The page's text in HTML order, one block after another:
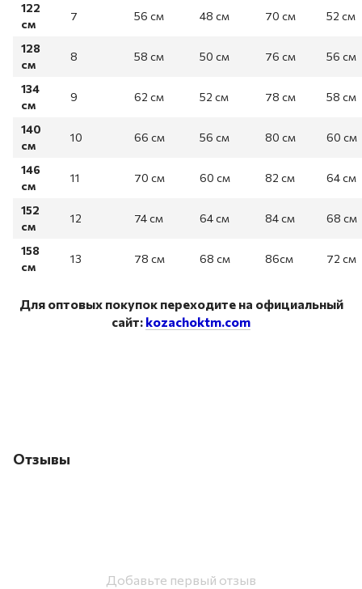
122
см
7 56 см 48 см 70 см 52 см
128
см
8 58 см 50 см 76 см 56 см
134
см
9 62 см 52 см 78 см 58 см
140
см
10 66 см 56 см 80 см 60 см
146
см
11 70 см 60 см 82 см 64 см
152
см
12 74 см 64 см 84 см 68 см
158
см
13 78 см 68 см 86см 72 см
Для оптовых покупок переходите на официальный
сайт: kozachoktm.com
Отзывы
Добавьте первый отзыв